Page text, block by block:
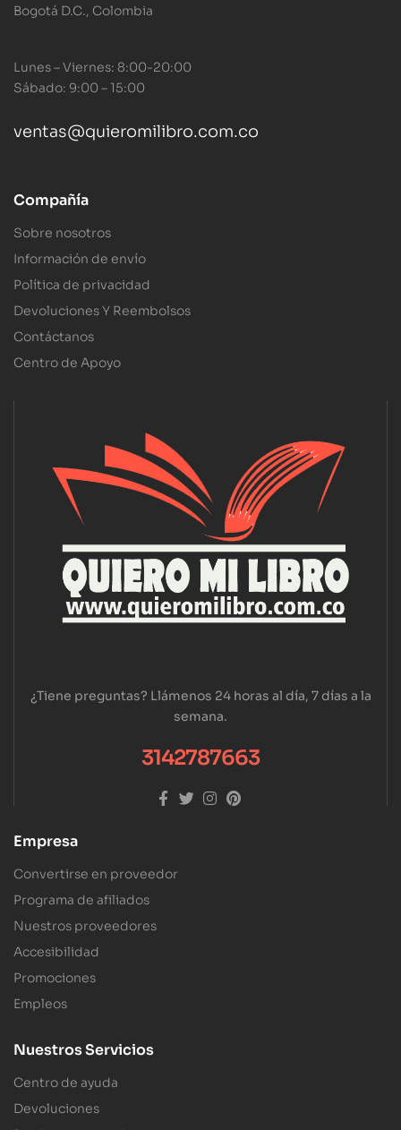
Bogotá D.C., Colombia
Lunes – Viernes: 8:00-20:00
Sábado: 9:00 – 15:00
ventas@quieromilibro.com.co
Compañía
Sobre nosotros
Información de envío
Política de privacidad
Devoluciones Y Reembolsos
Contáctanos
Centro de Apoyo
¿Tiene preguntas? Llámenos 24 horas al día, 7 días a la
semana.
3142787663
Empresa
Convertirse en proveedor
Programa de afiliados
Nuestros proveedores
Accesibilidad
Promociones
Empleos
Nuestros Servicios
Centro de ayuda
Devoluciones